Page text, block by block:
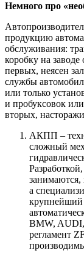
Немного про
продукцию
обслуживания:
коробку на
первых, неясен
службы
или только
и пробуксовок
вторых,
АКПП –
сложный
а
крупнейший
BMW,
регламент